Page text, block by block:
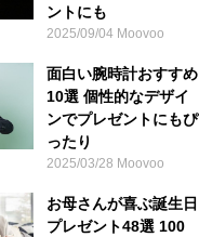
ントにも
2025/09/04 Moovoo
面白い腕時計おすすめ
10選 個性的なデザイ
ンでプレゼントにもぴ
ったり
2025/03/28 Moovoo
お母さんが喜ぶ誕生日
プレゼント48選 100